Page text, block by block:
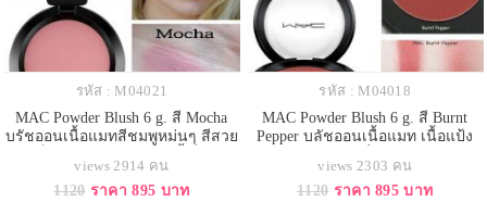
รหัส : M04021
MAC Powder Blush 6 g. สี Mocha
บรัชออนเนื้อแมทสีชมพูหม่นๆ สีสวย
Everyday look ได้เลยคะเพิ่มสีสันให้
ใบหน้าดูสุกปลั่งสดใส ดูสุขภาพดี
views 2914 คน
1120 ราคา 895 บาท
รหัส : M04018
MAC Powder Blush 6 g. สี Burnt
Pepper บลัชออนเนื้อแมท เนื้อแป้ง
แบบ ลุคที่ชอฟท์นุ่มธรรมชาติหรือ
สีสันที่จัดจ้านเต็มรูปแบบทุก
views 2303 คน
1120 ราคา 895 บาท